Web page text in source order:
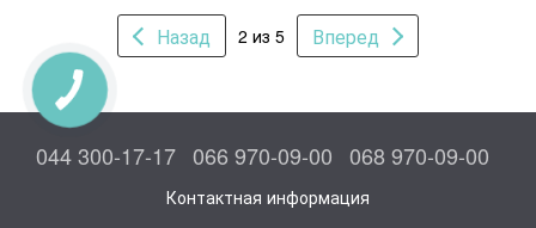
Назад 2 из 5 Вперед
044 300-17-17 066 970-09-00 068 970-09-00
Контактная информация
КНОПКА
СВЯЗИ